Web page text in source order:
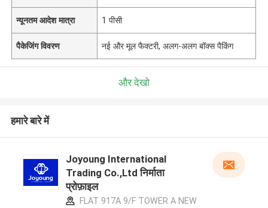
न्यूनतम आदेश मात्रा 1 पीसी
पैकेजिंग विवरण नई और मूल फैक्टरी, अलग-अलग बॉक्स पैकिंग
और देखो
हमारे बारे में
Joyoung International
Trading Co.,Ltd निर्माता
प्रोफ़ाइल
FLAT 917A 9/F TOWER A NEW